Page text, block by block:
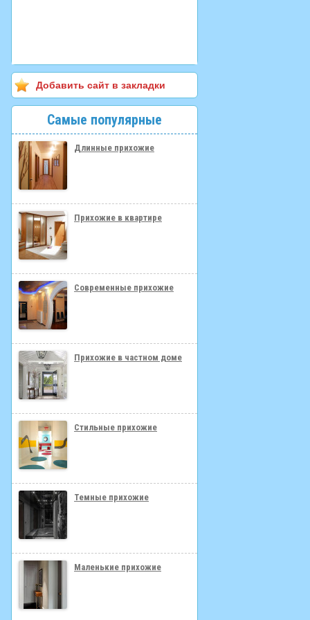
Добавить сайт в закладки
Самые популярные
Длинные прихожие
Прихожие в квартире
Современные прихожие
Прихожие в частном доме
Стильные прихожие
Темные прихожие
Маленькие прихожие